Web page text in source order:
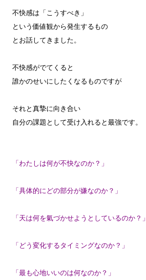
不快感は「こうすべき」
という価値観から発生するもの
とお話してきました。
不快感がでてくると
誰かのせいにしたくなるものですが
それと真摯に向き合い
自分の課題として受け入れると最強です。
「わたしは何が不快なのか？」
「具体的にどの部分が嫌なのか？」
「天は何を氣づかせようとしているのか？」
「どう変化するタイミングなのか？」
「最も心地いいのは何なのか？」